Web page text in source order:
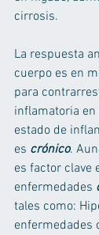
cirrosis.
La respuesta
cuerpo es en
para
inflamatoria en
estado de
es crónico.
es factor clave
enfermedades
tales como:
enfermedades